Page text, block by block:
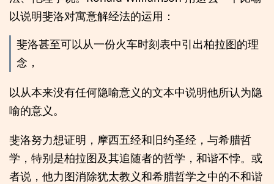
以说明斐洛对寓意解经法的运用：
斐洛甚至可以从一份火车时刻表中引出柏拉图的理
念，
以从本来没有任何隐喻意义的文本中说明他所认为隐
喻的意义。
斐洛努力想证明，摩西五经和旧约圣经，与希腊哲
学，特别是柏拉图及其追随者的哲学，和谐不悖。或
者说，他力图消除犹太教义和希腊哲学之中的不和谐